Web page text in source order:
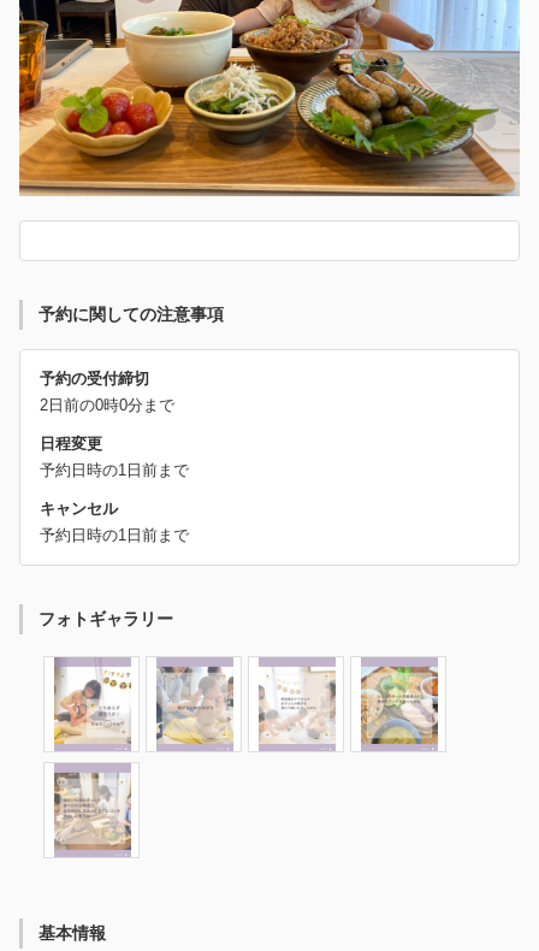
予約に関しての注意事項
予約の受付締切
2日前の0時0分まで
日程変更
予約日時の1日前まで
キャンセル
予約日時の1日前まで
フォトギャラリー
基本情報